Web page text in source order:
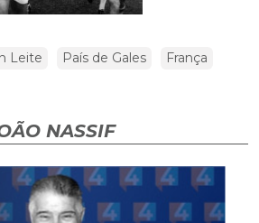
Leite País de Gales França
NASSIF